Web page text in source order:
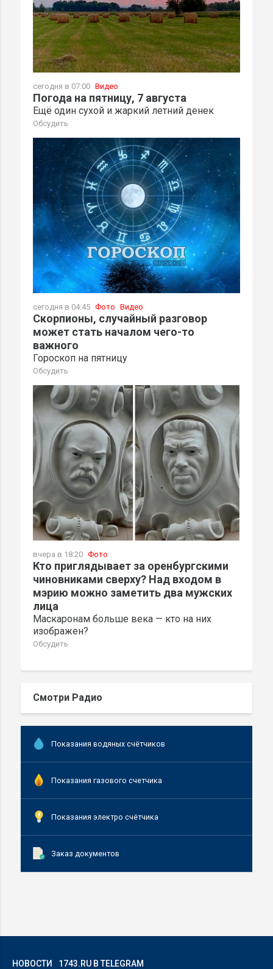
сегодня в 07:00 Видео
Погода на пятницу, 7 августа
Ещё один сухой и жаркий летний денек
Обсудить
сегодня в 04:45 Фото Видео
Скорпионы, случайный разговор
может стать началом чего-то
важного
Гороскоп на пятницу
Обсудить
вчера в 18:20 Фото
Кто приглядывает за оренбургскими
чиновниками сверху? Над входом в
мэрию можно заметить два мужских
лица
Маскаронам больше века — кто на них
изображен?
Обсудить
Смотри Радио
Показания водяных счётчиков
Показания газового счетчика
Показания электро счётчика
Заказ документов
НОВОСТИ
1743.RU В TELEGRAM